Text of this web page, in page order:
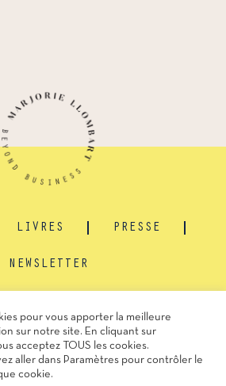
LIVRES PRESSE
NEWSLETTER
Digitale.
& Politique de confidentialité
Gestion des cookies
pour vous apporter la meilleure
sur notre site. En cliquant sur
acceptez TOUS les cookies.
aller dans Paramètres pour contrôler le
cookie.